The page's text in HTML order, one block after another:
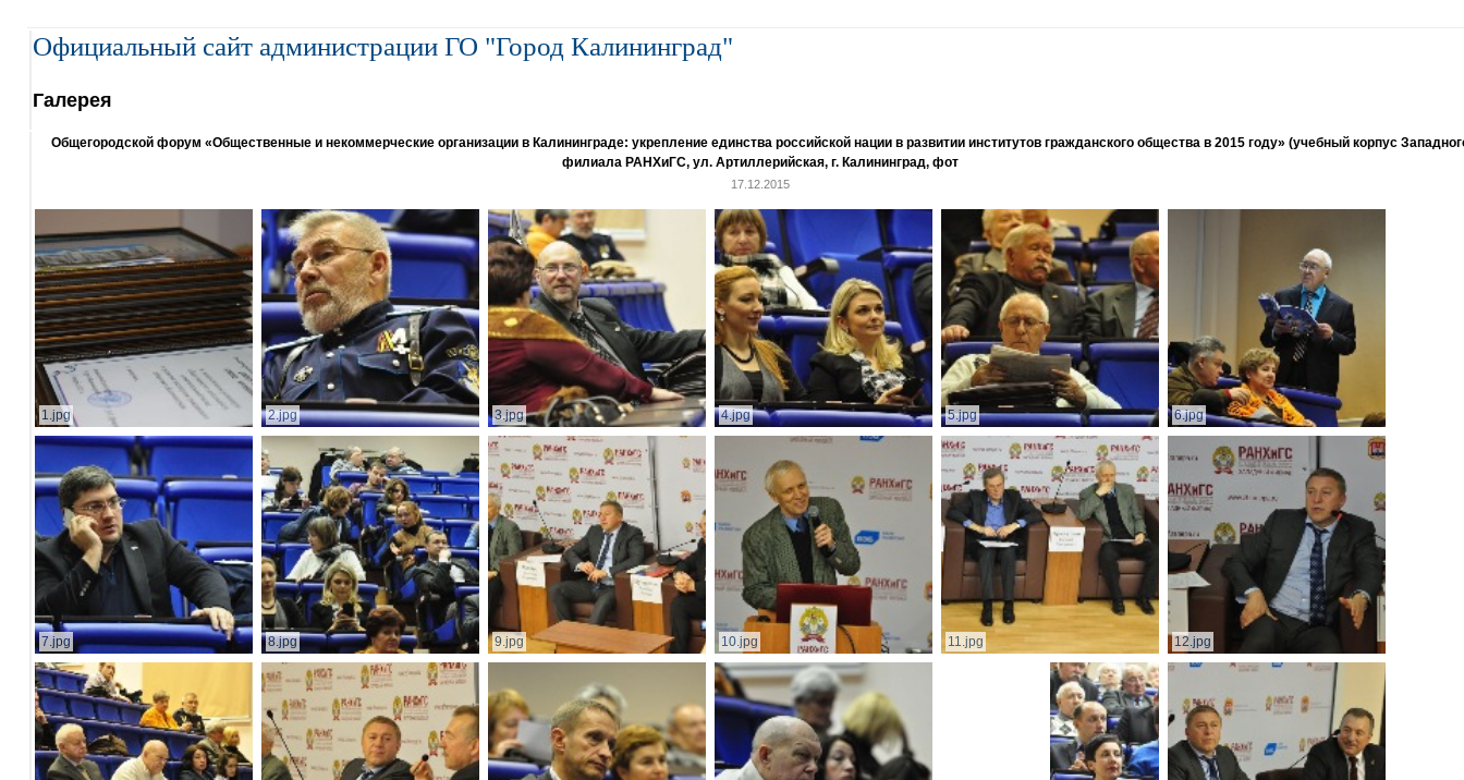
Официальный сайт администрации ГО "Город Калининград"
Галерея
Общегородской форум «Общественные и некоммерческие организации в Калининграде: укрепление единства российской нации в развитии институтов гражданского общества в 2015 году» (учебный корпус
филиала РАНХиГС, ул. Артиллерийская, г. Калининград, фот
17.12.2015
1.jpg 2.jpg 3.jpg 4.jpg 5.jpg 6.jpg
7.jpg 8.jpg 9.jpg 10.jpg 11.jpg 12.jpg